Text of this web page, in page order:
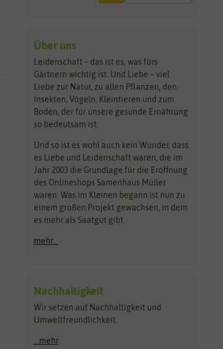
Über uns
Leidenschaft – das ist es, was fürs
Gärtnern wichtig ist. Und Liebe – viel
Liebe zur Natur, zu allen Pflanzen, den
Insekten, Vögeln, Kleintieren und zum
Boden, der für unsere gesunde Ernährung
so bedeutsam ist.
Und so ist es wohl auch kein Wunder, dass
es Liebe und Leidenschaft waren, die im
Jahr 2003 die Grundlage für die Eröffnung
des Onlineshops Samenhaus Müller
waren. Was im Kleinen begann ist nun zu
einem großen Projekt gewachsen, in dem
es mehr als Saatgut gibt.
mehr...
Nachhaltigkeit
Wir setzen auf Nachhaltigkeit und
Umweltfreundlichkeit.
...mehr